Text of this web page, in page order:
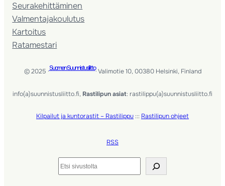
Seura­kehittäminen
Valmentaja­koulutus
Kartoitus
Ratamestari
© 2025 ·Suomen Suunnistusliitto· Valimotie 10, 00380 Helsinki, Finland
info(a)suunnistusliitto.fi, Rastilipun asiat: rastilippu(a)suunnistusliitto.fi
Kilpailut ja kuntorastit – Rastilippu ::: Rastilipun ohjeet
RSS
Etsi